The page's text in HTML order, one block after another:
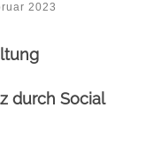
2023
durch Social